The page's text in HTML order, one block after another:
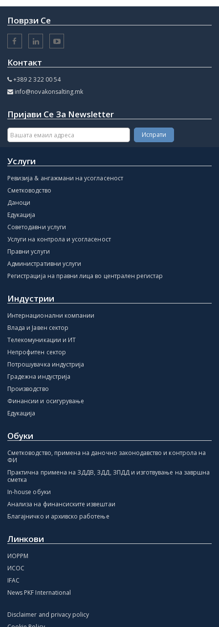
Поврзи Се
Контакт
+389 2 322 00 54
info@novakonsalting.mk
Пријави Се За Newsletter
Услуги
Ревизија & ангажмани на усогласеност
Сметководство
Даноци
Едукација
Советодавни услуги
Услуги на контрола и усогласеност
Правни услуги
Административни услуги
Регистрација на правни лица во централен регистар
Индустрии
Интернационални компании
Влада и Јавен сектор
Телекомуникации и ИТ
Непрофитен сектор
Потрошувачка индустрија
Градежна индустрија
Производство
Финансии и осигурување
Едукација
Обуки
Сметководство, примена на даночно законодавство и контрола на
ФИ
Практична примена на ЗДДВ, ЗДД, ЗПДД и изготвување на завршна
сметка
In-house обуки
Анализа на финансиските извештаи
Благајничко и архивско работење
Линкови
ИОРРМ
ИСОС
IFAC
News PKF International
Disclaimer and privacy policy